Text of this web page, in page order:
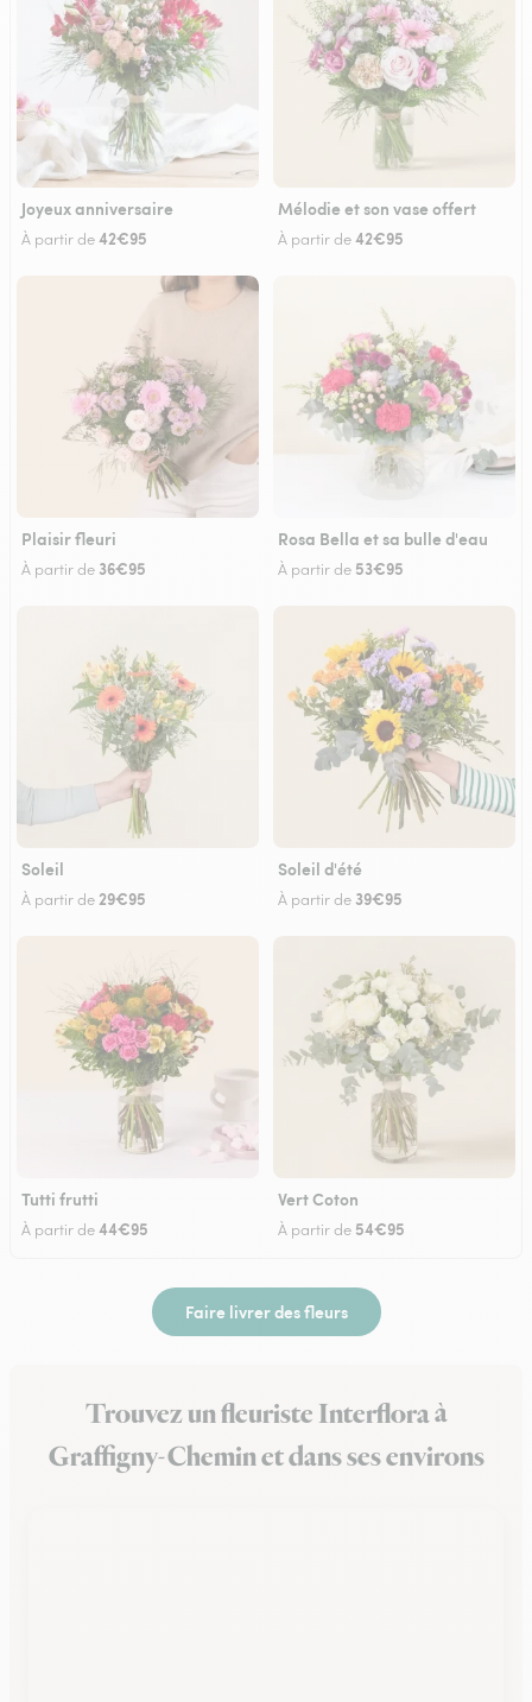
Joyeux anniversaire
À partir de42€95
Mélodie et son vase offert
À partir de42€95
Plaisir fleuri
À partir de 36€95
Rosa Bella et sa bulle d'eau
À partir de 53€95
Soleil
À partir de 29€95
Soleil d'été
À partir de 39€95
Tutti frutti
À partir de44€95
Vert Coton
À partir de 54€95
Faire livrer des fleurs
Trouvez un fleuriste Interflora à
Graffigny-Chemin et dans ses environs